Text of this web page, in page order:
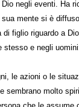
negli eventi. Ha
mente si è
figlio riguardo a
stesso e negli
le azioni o le
sembrano molto